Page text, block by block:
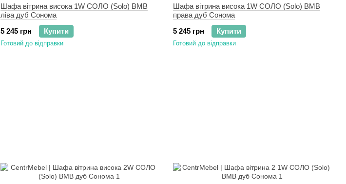
Шафа вітрина висока 1W СОЛО (Solo) ВМВ
ліва дуб Сонома
5 245 грн
Купити
Готовий до відправки
Шафа вітрина висока 1W СОЛО (Solo) ВМВ
права дуб Сонома
5 245 грн
Купити
Готовий до відправки